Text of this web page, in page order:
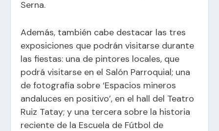
Serna.
Además, también cabe destacar las tres
exposiciones que podrán visitarse durante
las fiestas: una de pintores locales, que
podrá visitarse en el Salón Parroquial; una
de fotografía sobre ‘Espacios mineros
andaluces en positivo’, en el hall del Teatro
Ruiz Tatay; y una tercera sobre la historia
reciente de la Escuela de Fútbol de